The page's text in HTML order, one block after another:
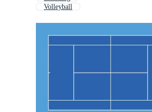
Volleyball